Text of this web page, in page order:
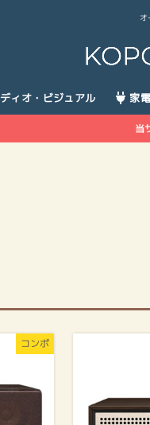
ィオ・ビジュアル 家電
当
コンポ